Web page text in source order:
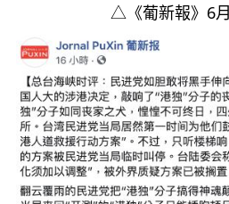
△《葡新報》6